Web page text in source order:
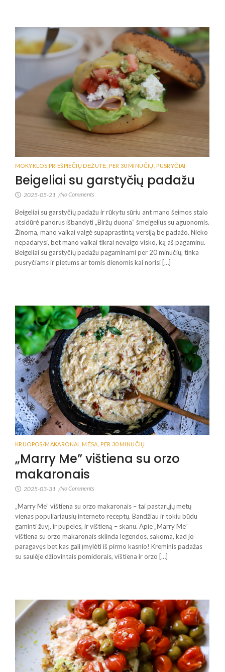
MOKYKLOS PRIEŠPIEČIŲ DĖŽUTĖ PER 30 MINUČIŲ PUSRYČIAI
Beigeliai su garstyčių padažu
2025-05-21 /No Comments
Beigeliai su garstyčių padažu ir rūkytu sūriu ant mano šeimos stalo
atsidūrė panorus išbandyti „Biržų duona” šmeigelius su aguonomis.
Žinoma, mano vaikai valgė supaprastintą versiją be padažo. Nieko
nepadarysi, bet mano vaikai tikrai nevalgo visko, ką aš pagaminu.
Beigeliai su garstyčių padažu pagaminami per 20 minučių, tinka
pusryčiams ir pietums ar tomis dienomis kai norisi […]
KRUOPOS/MAKARONAI MĖSA PER 30 MINUČIŲ
„Marry Me” vištiena su orzo
makaronais
2025-03-31 /No Comments
„Marry Me” vištiena su orzo makaronais – tai pastarųjų metų
vienas populiariausių interneto receptų. Bandžiau ir tokiu būdu
gaminti žuvį, ir pupeles, ir vištieną – skanu. Apie „Marry Me”
vištiena su orzo makaronais sklinda legendos, sakoma, kad jo
paragavęs bet kas gali įmylėti iš pirmo kasnio! Kreminis padažas
su saulėje džiovintais pomidorais, vištiena ir orzo […]